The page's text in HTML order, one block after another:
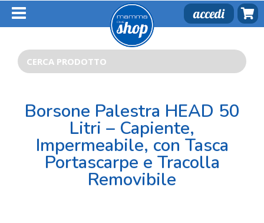
Salta
contenuto
accedi
Cerca
per:
Borsone Palestra HEAD 50
Litri – Capiente,
Impermeabile, con Tasca
Portascarpe e Tracolla
Removibile